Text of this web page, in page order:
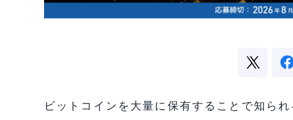
ビットコインを大量に保有することで知ら